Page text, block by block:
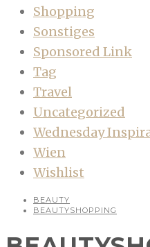
Shopping
Sonstiges
Sponsored Link
Tag
Travel
Uncategorized
Wednesday
Wien
Wishlist
BEAUTY
BEAUTYSHOPPING